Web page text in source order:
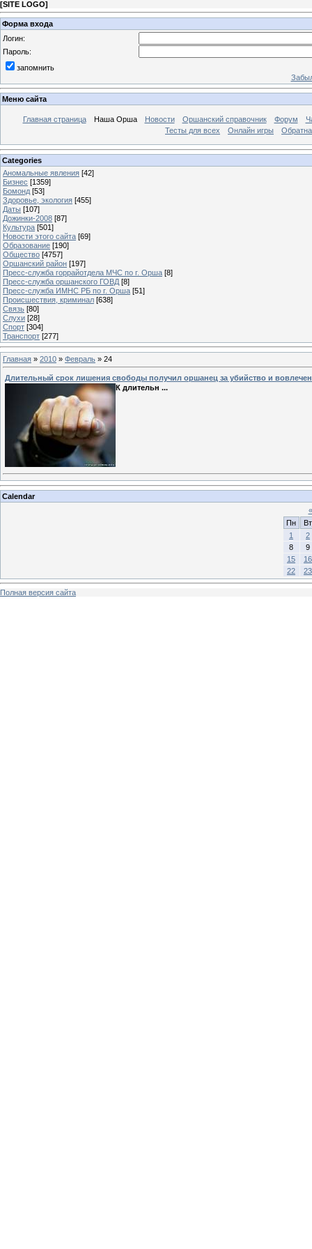
[SITE LOGO]
Форма входа
Логин:
Пароль:
запомнить
Меню сайта
Главная страница Наша Орша Новости Оршанский справочник Форум
Тесты для всех
Онлайн игры
Categories
Аномальные явления [42]
Бизнес [1359]
Бомонд [53]
Здоровье, экология [455]
Даты [107]
Дожинки-2008 [87]
Культура [501]
Новости этого сайта [69]
Образование [190]
Общество [4757]
Оршанский район [197]
Пресс-служба горрайотдела МЧС по г. Орша [8]
Пресс-служба оршанского ГОВД [8]
Пресс-служба ИМНС РБ по г. Орша [51]
Проиcшествия, криминал [638]
Связь [80]
Слухи [28]
Спорт [304]
Транспорт [277]
Главная » 2010 » Февраль » 24
Длительный срок лишения свободы получил оршанец за убийство и
К длительн ...
Calendar
«
Пн
Вт
1
2
8
9
15
16
22
23
Полная версия сайта